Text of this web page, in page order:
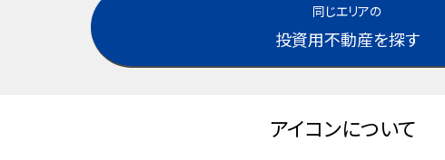
同じエリアの
投資用不動産を探す
アイコンについて